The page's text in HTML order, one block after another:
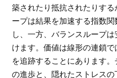
築されたり抵抗されたりす
ープは結果を加速する指数
し、一方、バランスループ
けます。価値は線形の連鎖
を追跡することにあります
の進歩と、隠れたストレス